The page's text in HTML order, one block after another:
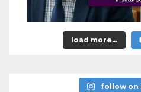
load more...
follow on